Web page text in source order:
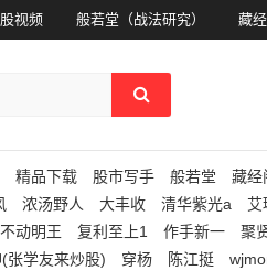
视频 般若堂（战法研究） 藏
精品下载 股市写手 般若堂 藏经
浓汤野人 大丰收 清华紫光a 艾
不动明王 复利至上1 作手新一 聚
张学友来炒股) 穿杨 陈江挺